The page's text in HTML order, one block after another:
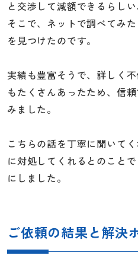
と交渉して減額できるらし
そこで、ネットで調べてみ
を見つけたのです。
実績も豊富そうで、詳しく
もたくさんあったため、信
みました。
こちらの話を丁寧に聞いて
に対処してくれるとのこと
にしました。
ご依頼の結果と解決